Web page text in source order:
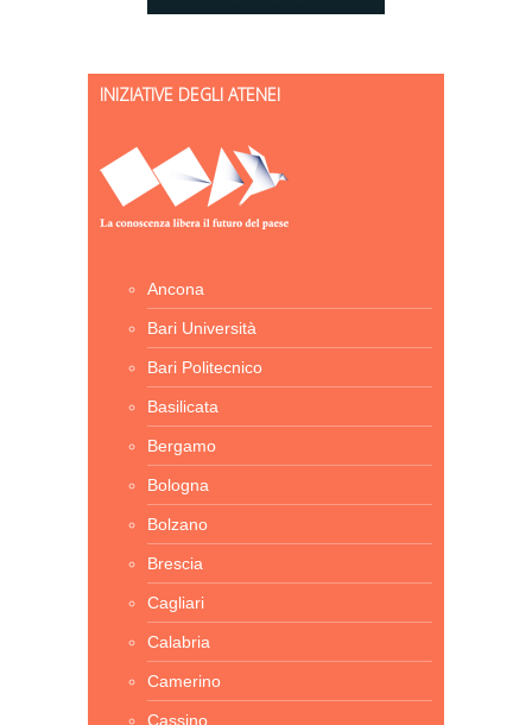
INIZIATIVE DEGLI ATENEI
Ancona
Bari Università
Bari Politecnico
Basilicata
Bergamo
Bologna
Bolzano
Brescia
Cagliari
Calabria
Camerino
Cassino